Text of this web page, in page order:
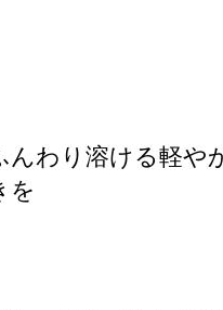
わり溶ける軽や
を